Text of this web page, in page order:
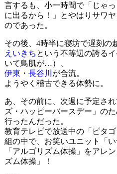
言するも、小一時間で「じゃ
に出るから！」とやはりサワ
のであった。
その後、4時半に寝坊で遅刻の
えいきち という不等辺の誇る
いて鳥肌が…）、
伊東 ・ 長谷川 が合流。
ようやく稽古できる体勢に。
あ、その前に、次週に予定さ
ズ・ハッピーバースデー」の
行ったんだった。
教育テレビで放送中の「ピタ
組の中で、お笑いユニット「
「アルゴリズム体操」をアレ
ズム体操」！